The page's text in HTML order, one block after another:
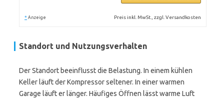
* Anzeige Preis inkl. MwSt., zzgl. Versandkosten
Standort und Nutzungsverhalten
Der Standort beeinflusst die Belastung. In einem kühlen
Keller läuft der Kompressor seltener. In einer warmen
Garage läuft er länger. Häufiges Öffnen lässt warme Luft